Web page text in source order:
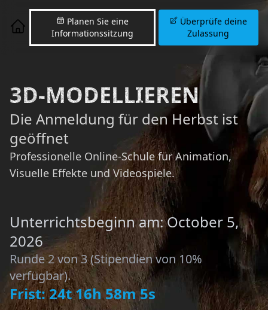
Planen Sie eine
Informationssitzung
Überprüfe deine
Zulassung
3D-MODELLIEREN
Die Anmeldung für den Herbst ist
geöffnet
Professionelle Online-Schule für Animation,
Visuelle Effekte und Videospiele.
Unterrichtsbeginn am: October 5,
2026
Runde 2 von 3 (Stipendien von 10%
verfügbar).
Frist: 24t 16h 58m 5s